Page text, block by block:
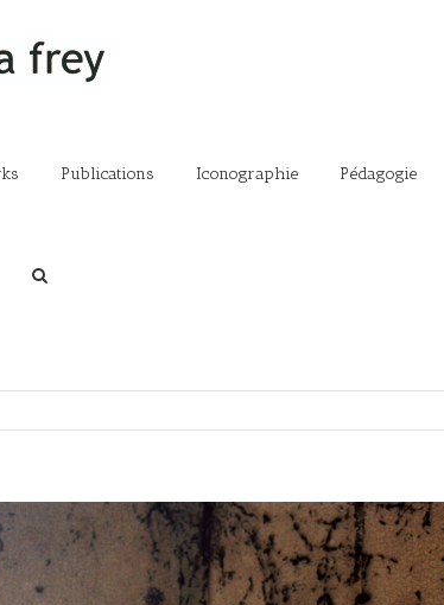
Publications Iconographie Pédagogie